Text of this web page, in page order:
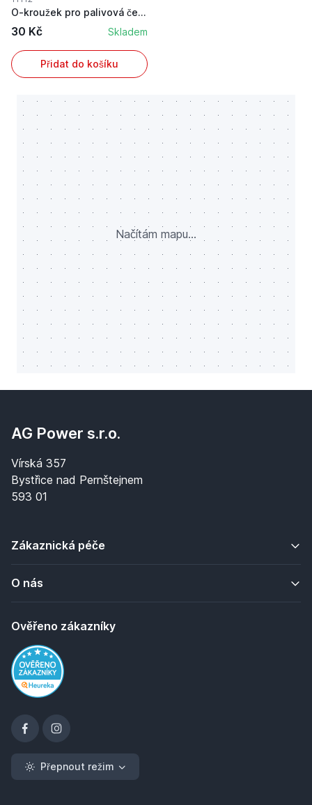
O-kroužek pro palivová čerpadla Case IH, Deutz-...
30 Kč Skladem
Přidat do košíku
Načítám mapu...
AG Power s.r.o.
Vírská 357
Bystřice nad Pernštejnem
593 01
Zákaznická péče
O nás
Ověřeno zákazníky
Přepnout režim